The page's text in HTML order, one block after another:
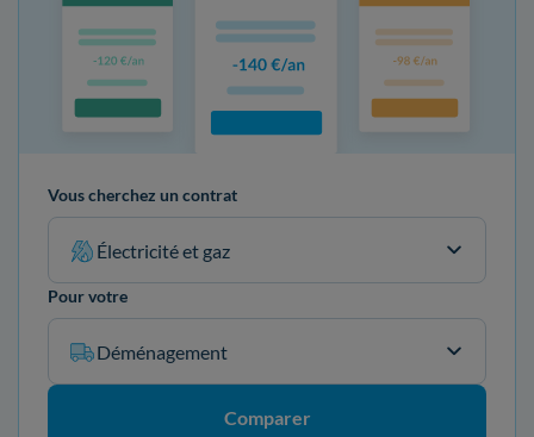
Vous cherchez un contrat
Électricité et gaz
Pour votre
Déménagement
Comparer